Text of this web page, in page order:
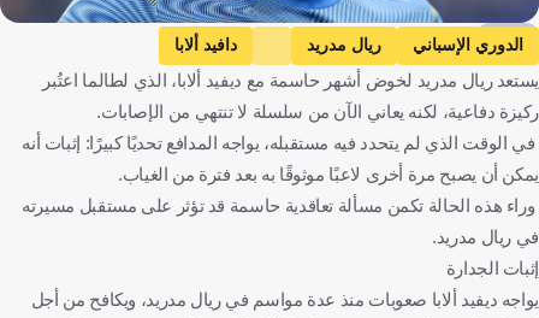
Getty
الدوري الإسباني ريال مدريد
دافيد ألابا
إلتشي ضد ريال مدريد
إلتشي كرة قدم
يستعد ريال مدريد لخوض أشهر حاسمة مع ديفيد ألابا، الذي لطالما اعتُبر
ركيزة دفاعية، لكنه يعاني الآن من سلسلة لا تنتهي من الإصابات.
في الوقت الذي لم يتحدد فيه مستقبله، يواجه المدافع تحديًا كبيرًا: إثبات أنه
يمكن أن يصبح مرة أخرى لاعبًا موثوقًا به بعد فترة من الغياب.
وراء هذه الحالة تكمن مسألة تعاقدية حاسمة قد تؤثر على مستقبل مسيرته
في ريال مدريد.
إثبات الجدارة
يواجه ديفيد ألابا صعوبات منذ عدة مواسم في ريال مدريد، ويكافح من أجل